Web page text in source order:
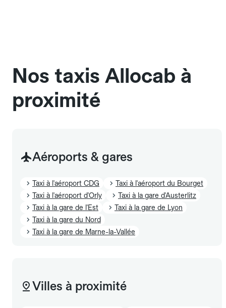
Nos taxis Allocab à
proximité
Aéroports & gares
Taxi à l'aéroport CDG
Taxi à l'aéroport du Bourget
Taxi à l'aéroport d'Orly
Taxi à la gare d'Austerlitz
Taxi à la gare de l'Est
Taxi à la gare de Lyon
Taxi à la gare du Nord
Taxi à la gare de Marne-la-Vallée
Villes à proximité